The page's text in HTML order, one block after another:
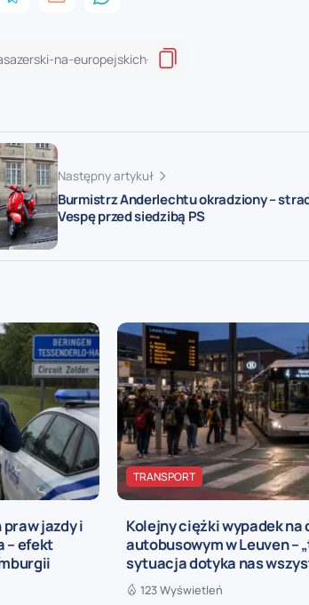
Następny artykuł
Burmistrz Anderlechtu okradziony –
Vespę przed siedzibą PS
jazdy i
– efekt
TRANSPORT
Kolejny ciężki wypadek na
autobusowym w Leuven –
sytuacja dotyka nas
123 Wyświetleń